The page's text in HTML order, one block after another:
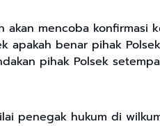
akan mencoba konfirmasi
apakah benar pihak
pihak Polsek
penegak hukum di